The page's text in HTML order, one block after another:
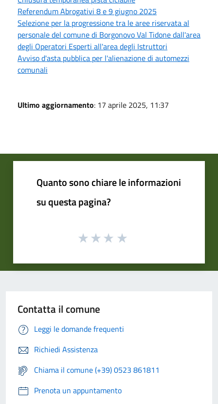
Referendum Abrogativi 8 e 9 giugno 2025
Selezione per la progressione tra le aree riservata al
personale del comune di Borgonovo Val Tidone dall'area
degli Operatori Esperti all'area degli Istruttori
Avviso d'asta pubblica per l'alienazione di automezzi
comunali
Ultimo aggiornamento: 17 aprile 2025, 11:37
Quanto sono chiare le informazioni
su questa pagina?
Contatta il comune
Leggi le domande frequenti
Richiedi Assistenza
Chiama il comune (+39) 0523 861811
Prenota un appuntamento